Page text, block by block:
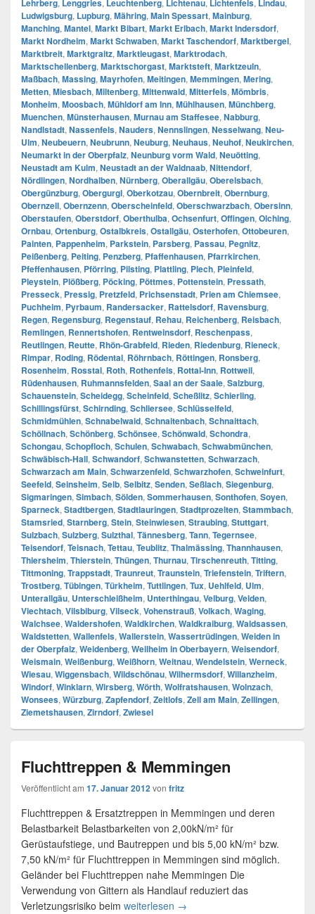
Lehrberg, Lenggries, Leuchtenberg, Lichtenau, Lichtenfels, Lindau,
Ludwigsburg, Lupburg, Mähring, Main Spessart, Mainburg,
Manching, Mantel, Markt Bibart, Markt Erlbach, Markt Indersdorf,
Markt Nordheim, Markt Schwaben, Markt Taschendorf, Marktbergel,
Marktbreit, Marktgraitz, Marktleugast, Marktrodach,
Marktschellenberg, Marktschorgast, Marktsteft, Marktzeuln,
Maßbach, Massing, Mayrhofen, Meitingen, Memmingen, Mering,
Metten, Miesbach, Miltenberg, Mittenwald, Mitterfels, Mömbris,
Monheim, Moosbach, Mühldorf am Inn, Mühlhausen, Münchberg,
Muenchen, Münsterhausen, Murnau am Staffesee, Nabburg,
Nandlstadt, Nassenfels, Nauders, Nennslingen, Nesselwang, Neu-
Ulm, Neubeuern, Neubrunn, Neuburg, Neuhaus, Neuhof, Neukirchen,
Neumarkt in der Oberpfalz, Neunburg vorm Wald, Neuötting,
Neustadt am Kulm, Neustadt an der Waldnaab, Nittendorf,
Nördlingen, Nordhalben, Nürnberg, Oberallgäu, Oberelsbach,
Obergünzburg, Obergurgl, Oberkotzau, Obernbreit, Obernburg,
Obernzell, Obernzenn, Oberscheinfeld, Oberschwarzbach, Obersinn,
Oberstaufen, Oberstdorf, Oberthulba, Ochsenfurt, Offingen, Olching,
Ornbau, Ortenburg, Ostalbkreis, Ostallgäu, Osterhofen, Ottobeuren,
Painten, Pappenheim, Parkstein, Parsberg, Passau, Pegnitz,
Peißenberg, Peiting, Penzberg, Pfaffenhausen, Pfarrkirchen,
Pfeffenhausen, Pförring, Pilsting, Plattling, Plech, Pleinfeld,
Pleystein, Plößberg, Pöcking, Pöttmes, Pottenstein, Pressath,
Presseck, Pressig, Pretzfeld, Prichsenstadt, Prien am Chiemsee,
Puchheim, Pyrbaum, Randersacker, Rattelsdorf, Ravensburg,
Regen, Regensburg, Regenstauf, Rehau, Reichenberg, Reisbach,
Remlingen, Rennertshofen, Rentweinsdorf, Reschenpass,
Reutlingen, Reutte, Rhön-Grabfeld, Rieden, Riedenburg, Rieneck,
Rimpar, Roding, Rödental, Röhrnbach, Röttingen, Ronsberg,
Rosenheim, Rosstal, Roth, Rothenfels, Rottal-Inn, Rottweil,
Rüdenhausen, Ruhmannsfelden, Saal an der Saale, Salzburg,
Schauenstein, Scheidegg, Scheinfeld, Scheßlitz, Schierling,
Schillingsfürst, Schirnding, Schliersee, Schlüsselfeld,
Schmidmühlen, Schnabelwaid, Schnaitenbach, Schnaittach,
Schöllnach, Schönberg, Schönsee, Schönwald, Schondra,
Schongau, Schopfloch, Schulen, Schwabach, Schwabmünchen,
Schwäbisch-Hall, Schwandorf, Schwanstetten, Schwarzach,
Schwarzach am Main, Schwarzenfeld, Schwarzhofen, Schweinfurt,
Seefeld, Seinsheim, Selb, Selbitz, Senden, Seßlach, Siegenburg,
Sigmaringen, Simbach, Sölden, Sommerhausen, Sonthofen, Soyen,
Sparneck, Stadtbergen, Stadtlauringen, Stadtprozelten, Stammbach,
Stamsried, Starnberg, Stein, Steinwiesen, Straubing, Stuttgart,
Sulzbach, Sulzberg, Sulzthal, Tännesberg, Tann, Tegernsee,
Teisendorf, Teisnach, Tettau, Teublitz, Thalmässing, Thannhausen,
Thiersheim, Thierstein, Thüngen, Thurnau, Tirschenreuth, Titting,
Tittmoning, Trappstadt, Traunreut, Traunstein, Triefenstein, Triftern,
Trostberg, Tübingen, Türkheim, Tuttlingen, Tux, Uehlfeld, Ulm,
Unterallgäu, Unterschleißheim, Unterthingau, Velburg, Velden,
Viechtach, Vilsbiburg, Vilseck, Vohenstrauß, Volkach, Waging,
Walchsee, Waldershofen, Waldkirchen, Waldkraiburg, Waldsassen,
Waldstetten, Wallenfels, Wallerstein, Wassertrüdingen, Weiden in
der Oberpfalz, Weidenberg, Weilheim in Oberbayern, Weisendorf,
Weismain, Weißenburg, Weißhorn, Weitnau, Wendelstein, Werneck,
Wiesau, Wiggensbach, Wildschönau, Wilhermsdorf, Willanzheim,
Windorf, Winklarn, Wirsberg, Wörth, Wolfratshausen, Wolnzach,
Wonsees, Würzburg, Zapfendorf, Zeitlofs, Zell am Main, Zellingen,
Ziemetshausen, Zirndorf, Zwiesel
Fluchttreppen & Memmingen
Veröffentlicht am 17. Januar 2012von fritz
Fluchttreppen & Ersatztreppen in Memmingen und deren
Belastbarkeit Belastbarkeiten von 2,00kN/m² für
Gerüstaufstiege, und Bautreppen und bis 5,00 kN/m² bzw.
7,50 kN/m² für Fluchttreppen in Memmingen sind möglich.
Geländer bei Fluchttreppen nahe Memmingen Die
Verwendung von Gittern als Handlauf reduziert das
Verletzungsrisiko beim weiterlesen Fluchttreppen & Memmingen
→